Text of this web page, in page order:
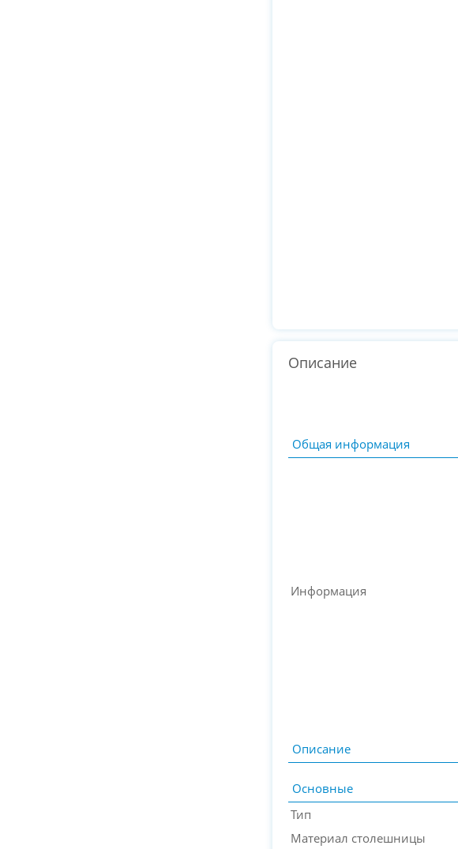
Описание
Общая информация
Информация
Описание
Основные
Тип
Материал столешницы